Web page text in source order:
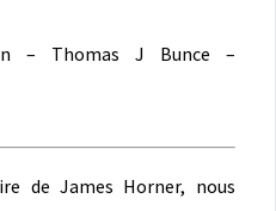
– Thomas J Bunce –
de James Horner, nous